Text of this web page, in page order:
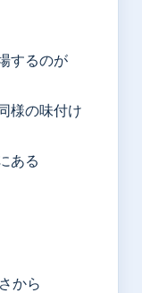
するのが
様の味付け
ある
から